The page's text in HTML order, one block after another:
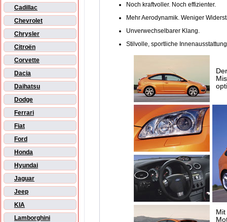
Cadillac
Chevrolet
Chrysler
Citroën
Corvette
Dacia
Daihatsu
Dodge
Ferrari
Fiat
Ford
Honda
Hyundai
Jaguar
Jeep
KIA
Lamborghini
Noch kraftvoller. Noch effizienter.
Mehr Aerodynamik. Weniger
Unverwechselbarer Klang.
Stilvolle, sportliche